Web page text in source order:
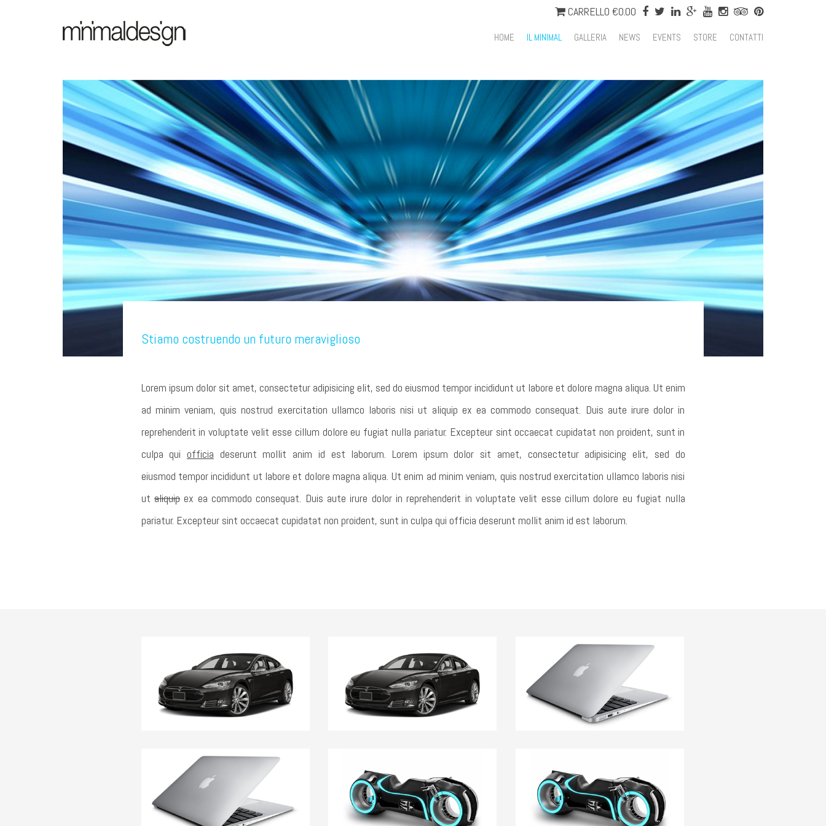
CARRELLO €0.00
HOME IL MINIMAL GALLERIA NEWS EVENTS STORE CONTATTI
Stiamo costruendo un futuro meraviglioso
Lorem ipsum dolor sit amet, consectetur adipisicing elit, sed do eiusmod tempor incididunt ut labore et dolore magna aliqua. Ut enim
ad minim veniam, quis nostrud exercitation ullamco laboris nisi ut aliquip ex ea commodo consequat. Duis aute irure dolor in
reprehenderit in voluptate velit esse cillum dolore eu fugiat nulla pariatur. Excepteur sint occaecat cupidatat non proident, sunt in
culpa qui officia deserunt mollit anim id est laborum. Lorem ipsum dolor sit amet, consectetur adipisicing elit, sed do
eiusmod tempor incididunt ut labore et dolore magna aliqua. Ut enim ad minim veniam, quis nostrud exercitation ullamco laboris nisi
utaliquipex ea commodo consequat. Duis aute irure dolor in reprehenderit in voluptate velit esse cillum dolore eu fugiat nulla
pariatur. Excepteur sint occaecat cupidatat non proident, sunt in culpa qui officia deserunt mollit anim id est laborum.